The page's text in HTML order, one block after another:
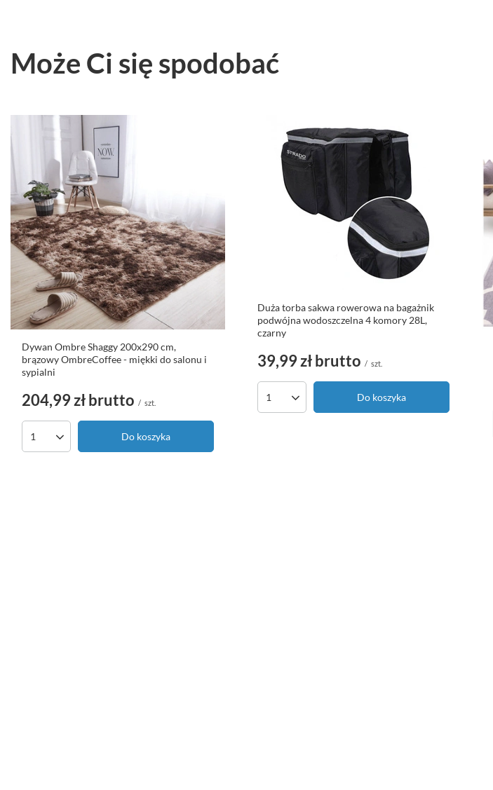
Może Ci się spodobać
Dywan Ombre Shaggy 200x290 cm,
brązowy OmbreCoffee - miękki do salonu i
sypialni
204,99 złbrutto / szt.
Ilość produktów Do koszyka
Duża torba sakwa rowerowa na bagażnik
podwójna wodoszczelna 4 komory 28L,
czarny
39,99 złbrutto / szt.
Ilość produktów Do koszyka